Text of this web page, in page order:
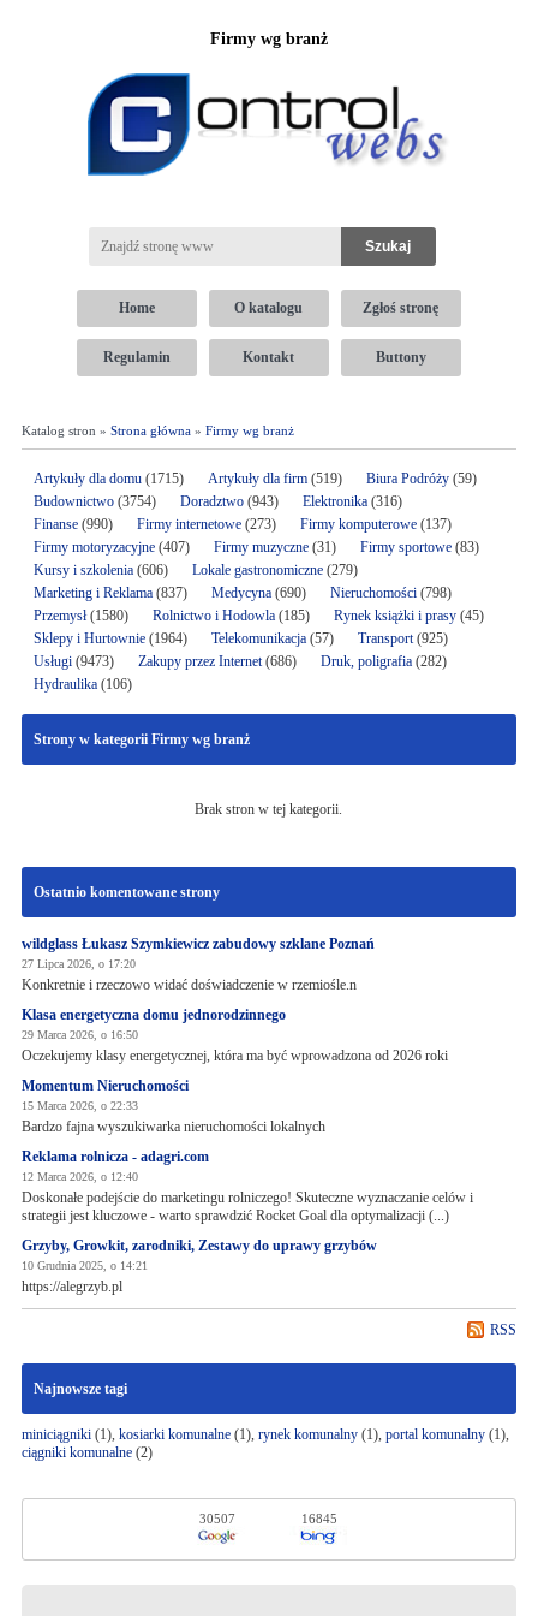
Firmy wg branż
Home O katalogu Zgłoś stronę
Regulamin Kontakt Buttony
Katalog stron » Strona główna» Firmy wg branż
Artykuły dla domu(1715) Artykuły dla firm(519) Biura Podróży(59)
Budownictwo(3754) Doradztwo(943) Elektronika (316)
Finanse(990) Firmy internetowe (273) Firmy komputerowe(137)
Firmy motoryzacyjne(407) Firmy muzyczne(31) Firmy sportowe(83)
Kursy i szkolenia(606) Lokale gastronomiczne(279)
Marketing i Reklama(837) Medycyna(690) Nieruchomości(798)
Przemysł(1580) Rolnictwo i Hodowla(185) Rynek książki i prasy(45)
Sklepy i Hurtownie(1964) Telekomunikacja(57) Transport(925)
Usługi(9473) Zakupy przez Internet(686) Druk, poligrafia(282)
Hydraulika(106)
Strony w kategorii Firmy wg branż
Brak stron w tej kategorii.
Ostatnio komentowane strony
wildglass Łukasz Szymkiewicz zabudowy szklane Poznań
27 Lipca 2026, o 17:20
Konkretnie i rzeczowo widać doświadczenie w rzemiośle.n
Klasa energetyczna domu jednorodzinnego
29 Marca 2026, o 16:50
Oczekujemy klasy energetycznej, która ma być wprowadzona od 2026 roki
Momentum Nieruchomości
15 Marca 2026, o 22:33
Bardzo fajna wyszukiwarka nieruchomości lokalnych
Reklama rolnicza - adagri.com
12 Marca 2026, o 12:40
Doskonałe podejście do marketingu rolniczego! Skuteczne wyznaczanie celów i
strategii jest kluczowe - warto sprawdzić Rocket Goal dla optymalizacji (...)
Grzyby, Growkit, zarodniki, Zestawy do uprawy grzybów
10 Grudnia 2025, o 14:21
https://alegrzyb.pl
RSS
Najnowsze tagi
miniciągniki(1), kosiarki komunalne(1), rynek komunalny(1), portal komunalny(1),
ciągniki komunalne(2)
30507 16845